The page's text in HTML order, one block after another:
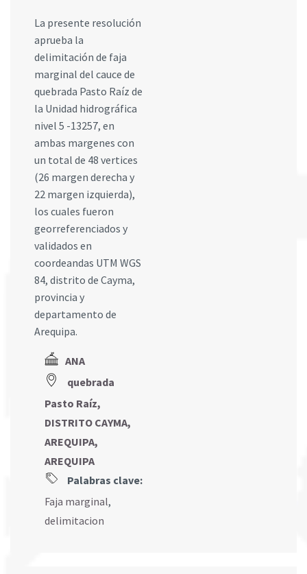
La presente resolución
aprueba la
delimitación de faja
marginal del cauce de
quebrada Pasto Raíz de
la Unidad hidrográfica
nivel 5 -13257, en
ambas margenes con
un total de 48 vertices
(26 margen derecha y
22 margen izquierda),
los cuales fueron
georreferenciados y
validados en
coordeandas UTM WGS
84, distrito de Cayma,
provincia y
departamento de
Arequipa.
ANA
quebrada
Pasto Raíz,
DISTRITO CAYMA,
AREQUIPA,
AREQUIPA
Palabras clave:
Faja marginal,
delimitacion